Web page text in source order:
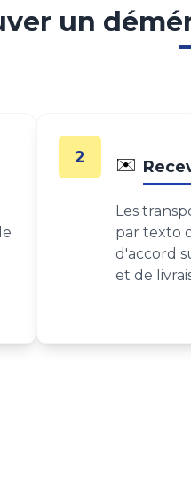
un
2 ✉️
Les
par texto
d'accord
et de